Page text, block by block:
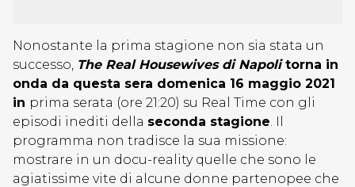
Nonostante la prima stagione non sia stata un
successo, The Real Housewives di Napolitorna in
onda da questa sera domenica 16 maggio 2021
in prima serata (ore 21:20) su Real Time con gli
episodi inediti della seconda stagione. Il
programma non tradisce la sua missione:
mostrare in un docu-reality quelle che sono le
agiatissime vite di alcune donne partenopee che